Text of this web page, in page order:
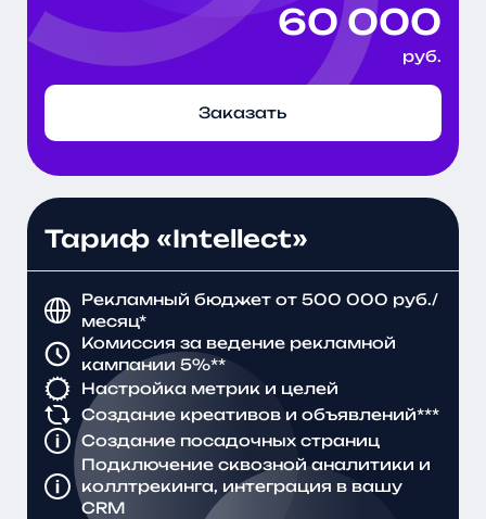
60 000
руб.
Заказать
Тариф «Intellect»
Рекламный бюджет от 500 000 руб./
месяц*
Комиссия за ведение рекламной
кампании 5%**
Настройка метрик и целей
Создание креативов и объявлений***
Создание посадочных страниц
Подключение сквозной аналитики и
коллтрекинга, интеграция в вашу
CRM